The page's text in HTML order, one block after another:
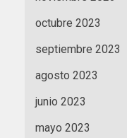
octubre 2023
septiembre 2023
agosto 2023
junio 2023
mayo 2023